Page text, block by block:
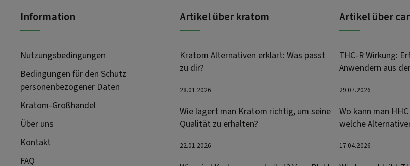
Information
Nutzungsbedingungen
Bedingungen für den Schutz
personenbezogener Daten
Kratom-Großhandel
Über uns
Kontakt
FAQ
Artikel über kratom
Kratom Alternativen erklärt: Was passt
zu dir?
28.01.2026
Wie lagert man Kratom richtig, um seine
Qualität zu erhalten?
22.01.2026
Artikel über
THC-R Wirkung:
Anwendern aus
29.07.2026
Wo kann man
welche
17.04.2026